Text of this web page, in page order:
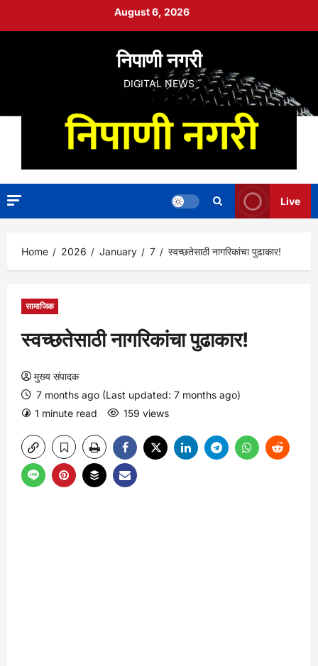
August 6, 2026
निपाणी नगरी
DIGITAL NEWS
Live
Home 2026 January 7 स्वच्छतेसाठी नागरिकांचा पुढाकार!
सामाजिक
स्वच्छतेसाठी नागरिकांचा पुढाकार!
मुख्य संपादक
7 months ago (Last updated: 7 months ago)
1 minute read
159 views